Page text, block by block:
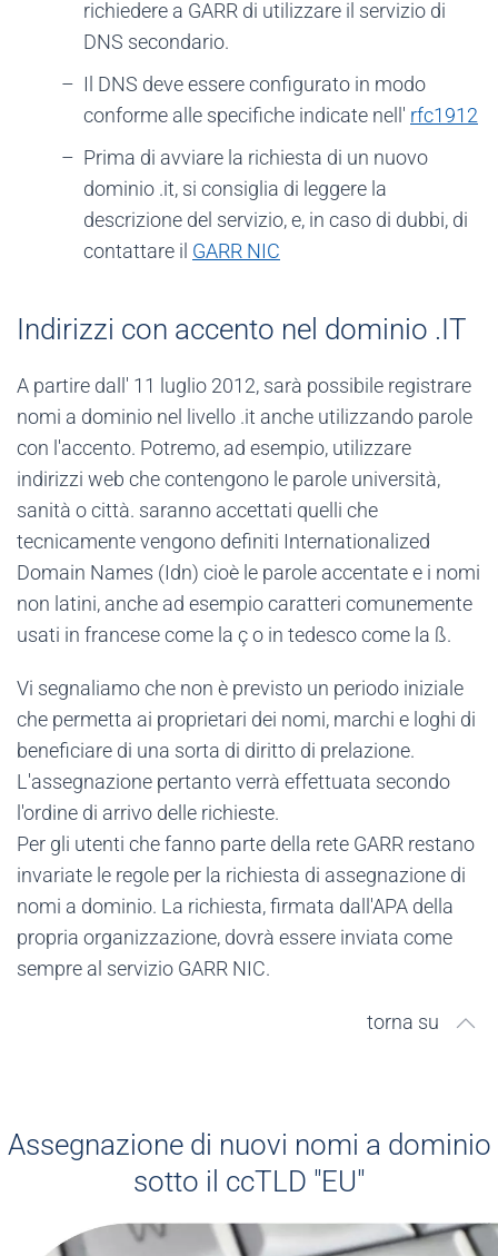
richiedere a GARR di utilizzare il servizio di
DNS secondario.
Il DNS deve essere configurato in modo
conforme alle specifiche indicate nell' rfc1912
Prima di avviare la richiesta di un nuovo
dominio .it, si consiglia di leggere la
descrizione del servizio, e, in caso di dubbi, di
contattare il GARR NIC
Indirizzi con accento nel dominio .IT
A partire dall' 11 luglio 2012, sarà possibile registrare
nomi a dominio nel livello .it anche utilizzando parole
con l'accento. Potremo, ad esempio, utilizzare
indirizzi web che contengono le parole università,
sanità o città. saranno accettati quelli che
tecnicamente vengono definiti Internationalized
Domain Names (Idn) cioè le parole accentate e i nomi
non latini, anche ad esempio caratteri comunemente
usati in francese come la ç o in tedesco come la ß.
Vi segnaliamo che non è previsto un periodo iniziale
che permetta ai proprietari dei nomi, marchi e loghi di
beneficiare di una sorta di diritto di prelazione.
L'assegnazione pertanto verrà effettuata secondo
l'ordine di arrivo delle richieste.
Per gli utenti che fanno parte della rete GARR restano
invariate le regole per la richiesta di assegnazione di
nomi a dominio. La richiesta, firmata dall'APA della
propria organizzazione, dovrà essere inviata come
sempre al servizio GARR NIC.
torna su
Assegnazione di nuovi nomi a dominio
sotto il ccTLD "EU"